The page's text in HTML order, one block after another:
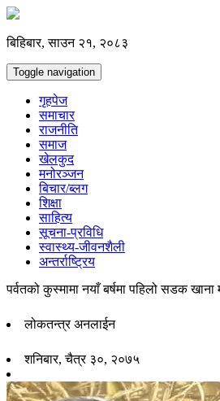
बिहिबार, साउन २१, २०८३
Toggle navigation
गृहपेज
समाचार
राजनीति
समाज
खेलकुद
मनोरञ्जन
बिचार/ब्लग
शिक्षा
साहित्य
सूचना-प्रविधि
स्वास्थ्य-जीवनशैली
अन्तर्राष्ट्रिय
पर्वतको कुस्मामा नयाँ बर्षमा पहिलो सडक
लोकतन्त्र अनलाईन
शनिबार, चैत्र ३०, २०७५